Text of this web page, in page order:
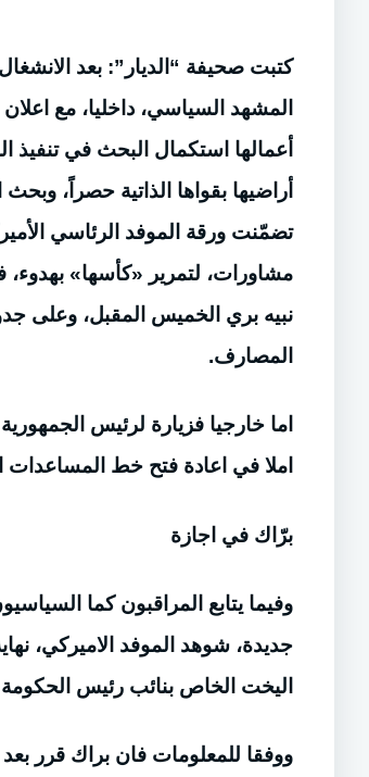
كتبت صحيفة “الديار”: بعد
المشهد السياسي، داخليا، مع
أعمالها استكمال البحث في تنفيذ
تضمّنت ورقة الموفد الرئاسي
مشاورات، لتمرير «كأسها»
نبيه بري الخميس المقبل، وعلى
المصارف.
اما خارجيا فزيارة لرئيس
املا في اعادة فتح خط المساعدات
برّاك في اجازة
وفيما يتابع المراقبون كما
جديدة، شوهد الموفد الاميركي،
اليخت الخاص بنائب رئيس
ووفقا للمعلومات فان براك قرر